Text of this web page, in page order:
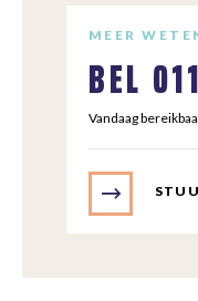
MEER
BEL
Vandaag